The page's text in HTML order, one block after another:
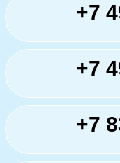
+7
+7
+7